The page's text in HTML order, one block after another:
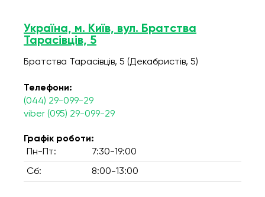
Україна, м. Київ, вул. Братства
Тарасівців, 5
Братства Тарасівців, 5 (Декабристів, 5)
Телефони:
(044) 29-099-29
viber (095) 29-099-29
Графік роботи:
Пн-Пт:
7:30-19:00
Сб: 8:00-13:00